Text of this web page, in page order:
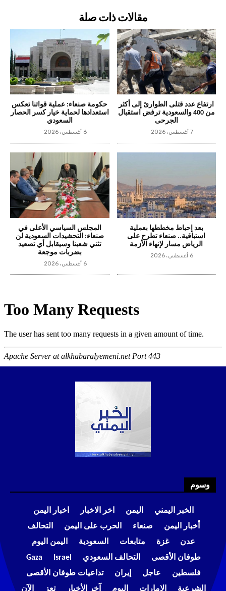
مقالات ذات صلة
ارتفاع عدد قتلى الطوارئ إلى أكثر
من 400 والسعودية ترفض استقبال
الجرحى
7 أغسطس، 2026
حكومة صنعاء: عملية قواتنا تعكس
استعدادها لحماية خيار كسر الحصار
السعودي
6 أغسطس، 2026
بعد إحباط مخططها بعملية
استباقية.. صنعاء تطرح على
الرياض مسار لإنهاء الأزمة
6 أغسطس، 2026
المجلس السياسي الأعلى في
صنعاء: التحشيدات السعودية لن
تثني شعبنا وسيقابل أي تصعيد
بضربات موجعة
6 أغسطس، 2026
وسوم
الخبر اليمني اليمن اخر الاخبار
اخبار اليمن
أخبار اليمن
صنعاء الحرب على اليمن
التحالف
عدن
غزة متابعات السعودية
اليمن اليوم
طوفان الأقصى
التحالف السعودي Israel
Gaza
فلسطين
عاجل إيران
تداعيات طوفان الأقصى
الشرعية
الإمارات اليوم آخر الأخبار تعز الآن